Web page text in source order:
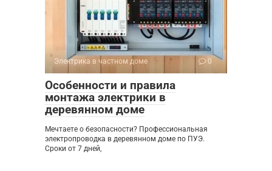
Электрика в частном доме 0
Особенности и правила
монтажа электрики в
деревянном доме
Мечтаете о безопасности? Профессиональная
электропроводка в деревянном доме по ПУЭ.
Сроки от 7 дней,